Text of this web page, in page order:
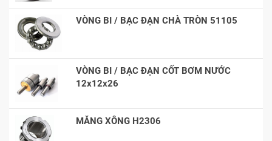
VÒNG BI / BẠC ĐẠN CHÀ TRÒN 51105
VÒNG BI / BẠC ĐẠN CỐT BƠM NƯỚC
12x12x26
MĂNG XÔNG H2306